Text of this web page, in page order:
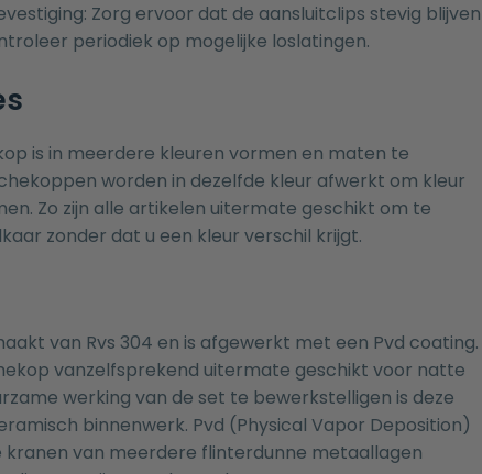
Zorg ervoor dat de aansluitclips stevig blijven
periodiek op mogelijke loslatingen.
is in meerdere kleuren vormen en maten te
worden in dezelfde kleur afwerkt om kleur
Zo zijn alle artikelen uitermate geschikt om te
zonder dat u een kleur verschil krijgt.
van Rvs 304 en is afgewerkt met een Pvd coating.
vanzelfsprekend uitermate geschikt voor natte
werking van de set te bewerkstelligen is deze
binnenwerk. Pvd (Physical Vapor Deposition)
kranen van meerdere flinterdunne metaallagen